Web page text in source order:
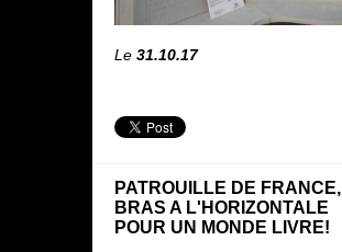
Le 31.10.17
PATROUILLE DE FRANCE,
BRAS A L'HORIZONTALE
POUR UN MONDE LIVRE!